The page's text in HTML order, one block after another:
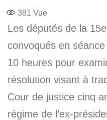
381 Vue
Les députés de la
convoqués en
10 heures pour
résolution visant à
Cour de justice cinq
régime de l’ex-